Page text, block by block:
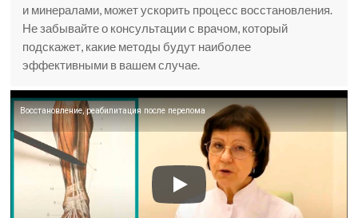
и минералами, может ускорить процесс восстановления.
Не забывайте о консультации с врачом, который
подскажет, какие методы будут наиболее
эффективными в вашем случае.
Восстановление, реабилитация после перелома